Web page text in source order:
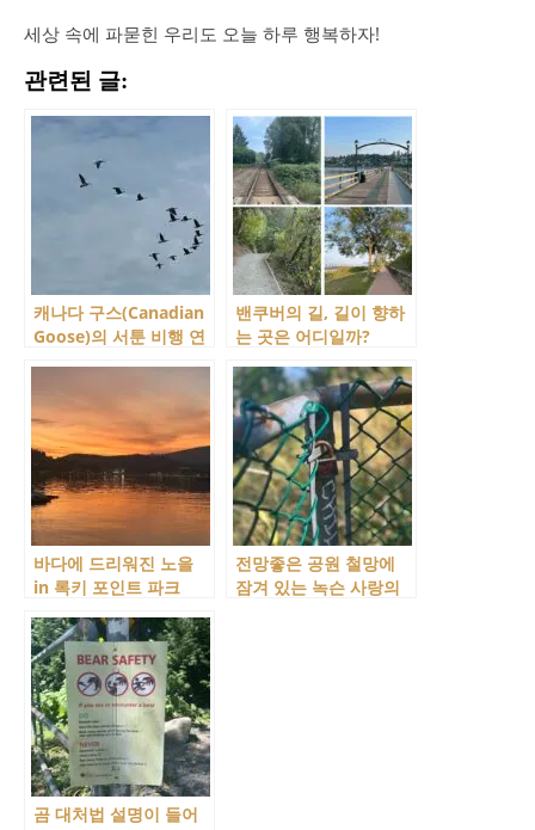
세상 속에 파묻힌 우리도 오늘 하루 행복하자!
관련된 글:
캐나다 구스(Canadian
Goose)의 서툰 비행 연
밴쿠버의 길, 길이 향하
는 곳은 어디일까?
바다에 드리워진 노을
in 록키 포인트 파크
전망좋은 공원 철망에
잠겨 있는 녹슨 사랑의
곰 대처법 설명이 들어